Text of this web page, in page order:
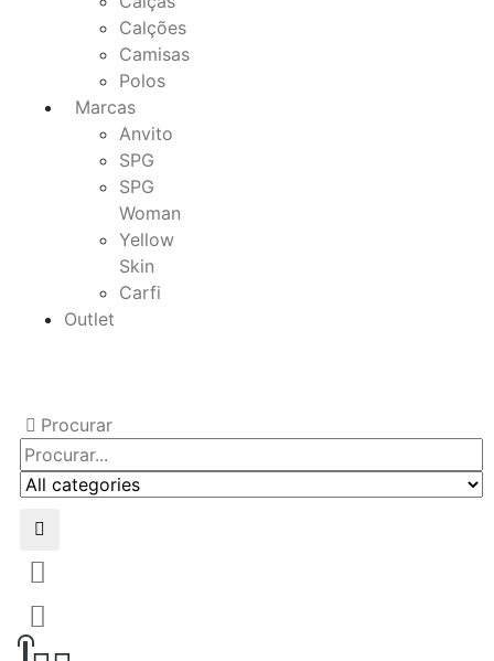
Calções
Camisas
Polos
Marcas
Anvito
SPG
SPG
Woman
Yellow
Skin
Carfi
Outlet
Procurar